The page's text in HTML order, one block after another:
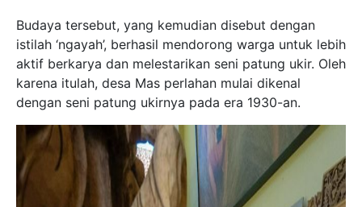
Budaya tersebut, yang kemudian disebut dengan
istilah ‘ngayah’, berhasil mendorong warga untuk lebih
aktif berkarya dan melestarikan seni patung ukir. Oleh
karena itulah, desa Mas perlahan mulai dikenal
dengan seni patung ukirnya pada era 1930-an.